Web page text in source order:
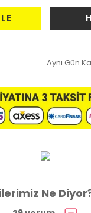
Aynı Gün
Ne